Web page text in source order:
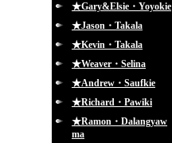
★Gary&Elsie・Yoyokie
★Jason・Takala
★Kevin・Takala
★Weaver・Selina
★Andrew・Saufkie
★Richard・Pawiki
★Ramon・Dalangyaw
ma